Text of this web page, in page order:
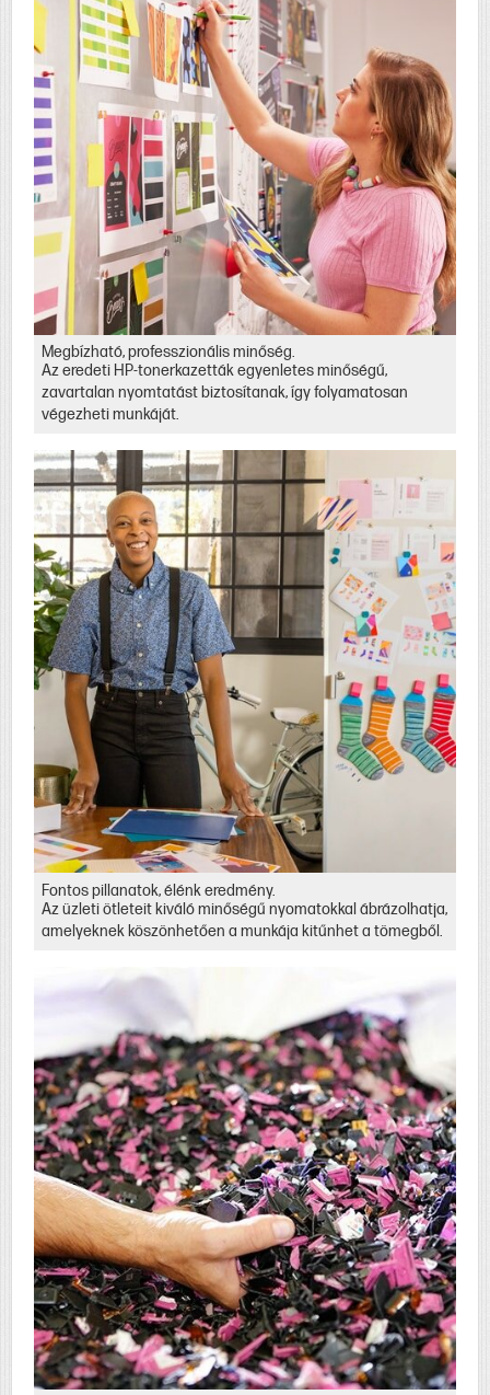
Megbízható, professzionális minőség.
Az eredeti HP-tonerkazetták egyenletes minőségű,
zavartalan nyomtatást biztosítanak, így folyamatosan
végezheti munkáját.
Fontos pillanatok, élénk eredmény.
Az üzleti ötleteit kiváló minőségű nyomatokkal ábrázolhatja,
amelyeknek köszönhetően a munkája kitűnhet a tömegből.